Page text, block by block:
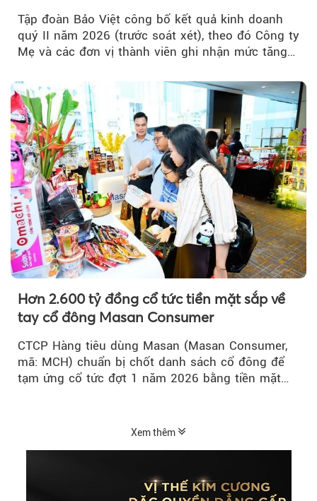
Tập đoàn Bảo Việt công bố kết quả kinh doanh
quý II năm 2026 (trước soát xét), theo đó Công ty
Mẹ và các đơn vị thành viên ghi nhận mức tăng
Hơn 2.600 tỷ đồng cổ tức tiền mặt sắp về
tay cổ đông Masan Consumer
CTCP Hàng tiêu dùng Masan (Masan Consumer,
mã: MCH) chuẩn bị chốt danh sách cổ đông để
tạm ứng cổ tức đợt 1 năm 2026 bằng tiền mặt
Xem thêm